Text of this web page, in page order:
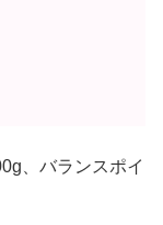
、バランスポイ